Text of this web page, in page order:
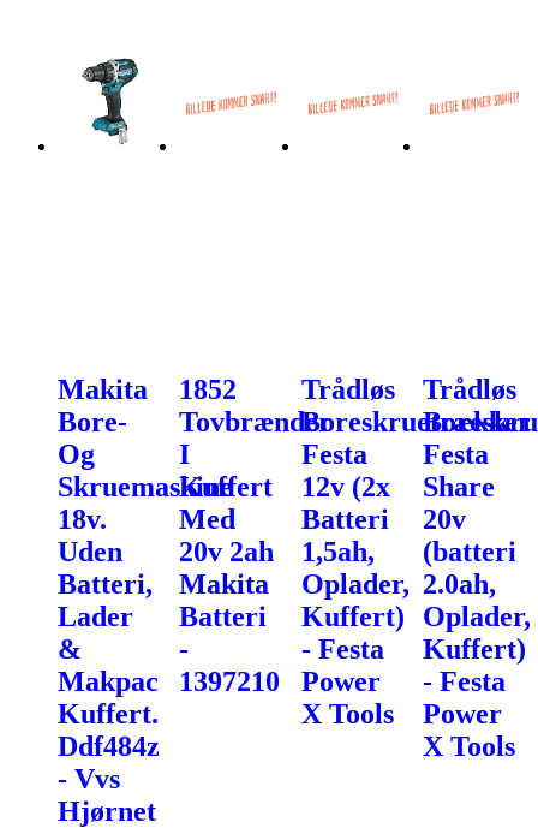
Makita
Bore-
Og
Skruemaskine
18v.
Uden
Batteri,
Lader
&
Makpac
Kuffert.
Ddf484z
- Vvs
Hjørnet
1852
Tovbrænder
I
Kuffert
Med
20v 2ah
Makita
Batteri
-
1397210
Trådløs
Boreskruetrækker
Festa
12v (2x
Batteri
1,5ah,
Oplader,
Kuffert)
- Festa
Power
X Tools
Trådløs
Festa
Share
20v
(batteri
2.0ah,
Oplader,
Kuffert)
- Festa
Power
X Tools